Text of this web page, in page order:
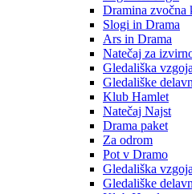
Dramina zvočna
Slogi in Drama
Ars in Drama
Natečaj za
Gledališka vzgoja
Gledališke
Klub Hamlet
Natečaj Najst
Drama paket
Za odrom
Pot v Dramo
Gledališka vzgoja
Gledališke